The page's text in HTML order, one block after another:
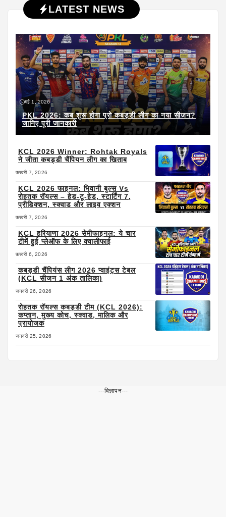
LATEST NEWS
मई 1, 2026
PKL 2026: कब शुरू होगा प्रो कबड्डी लीग का नया सीजन?
जानिए पूरी जानकारी
KCL 2026 Winner: Rohtak Royals
ने जीता कबड्डी चैंपियन लीग का खिताब
फ़रवरी 7, 2026
KCL 2026 फाइनल: भिवानी बुल्स Vs
रोहतक रॉयल्स – हेड-टू-हेड, स्टार्टिंग 7,
प्रीडिक्शन, स्क्वाड और लाइव एक्शन
फ़रवरी 7, 2026
KCL हरियाणा 2026 सेमीफाइनल: ये चार
टीमें हुई प्लेऑफ के लिए क्वालीफाई
फ़रवरी 6, 2026
कबड्डी चैंपियंस लीग 2026 प्वाइंट्स टेबल
(KCL सीजन 1 अंक तालिका)
जनवरी 26, 2026
रोहतक रॉयल्स कबड्डी टीम (KCL 2026):
कप्तान, मुख्य कोच, स्क्वाड, मालिक और
प्रायोजक
जनवरी 25, 2026
---विज्ञापन---